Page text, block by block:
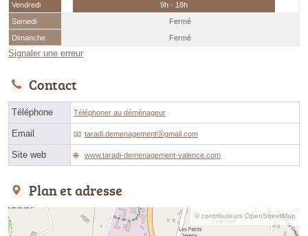
Vendredi
9h - 18h
Samedi
Fermé
Dimanche
Fermé
Signaler une erreur
Contact
Téléphone Téléphoner au déménageur
Email taradi.demenagementⓐgmail.com
Site web www.taradi-demenagement-valence.com
Plan et adresse
© contributeurs OpenStreetMap